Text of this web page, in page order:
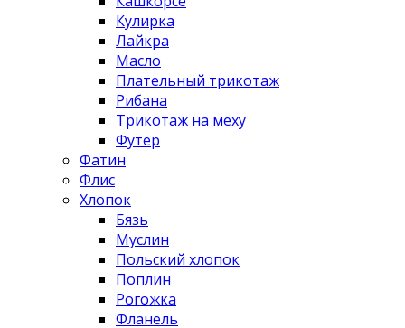
Кулирка
Лайкра
Масло
Плательный трикотаж
Рибана
Трикотаж на меху
Футер
Фатин
Флис
Хлопок
Бязь
Муслин
Польский хлопок
Поплин
Рогожка
Фланель